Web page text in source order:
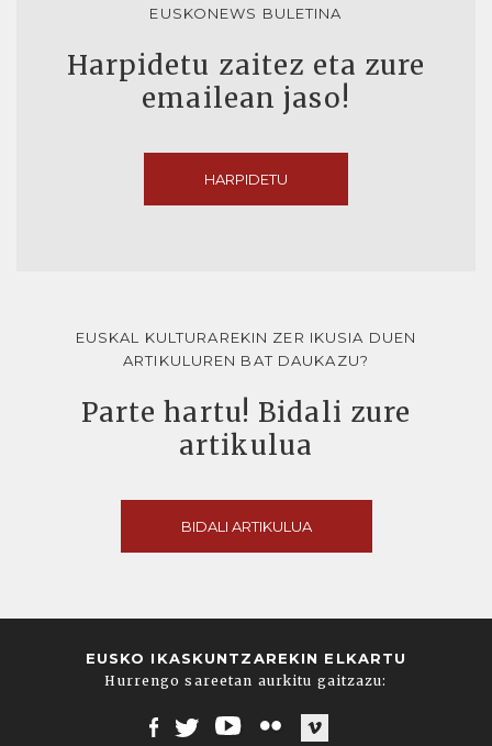
EUSKONEWS BULETINA
Harpidetu zaitez eta zure
emailean jaso!
HARPIDETU
EUSKAL KULTURAREKIN ZER IKUSIA DUEN
ARTIKULUREN BAT DAUKAZU?
Parte hartu! Bidali zure
artikulua
BIDALI ARTIKULUA
EUSKO IKASKUNTZAREKIN ELKARTU
Hurrengo sareetan aurkitu gaitzazu: